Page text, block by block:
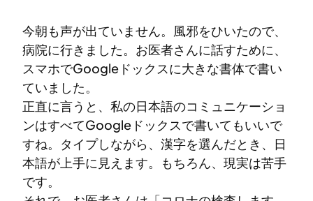
今朝も声が出ていません。風邪をひいたので、
病院に行きました。お医者さんに話すために、
スマホでGoogleドックスに大きな書体で書い
ていました。
正直に言うと、私の日本語のコミュニケーショ
ンはすべてGoogleドックスで書いてもいいで
すね。タイプしながら、漢字を選んだとき、日
本語が上手に見えます。もちろん、現実は苦手
です。